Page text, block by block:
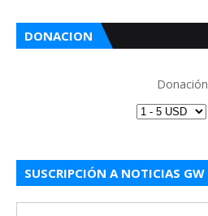
DONACION
Donación
SUSCRIPCIÓN A NOTICIAS GW